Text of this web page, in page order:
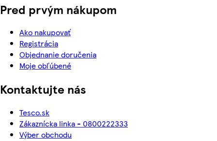
Pred prvým nákupom
Ako nakupovať
Registrácia
Objednanie doručenia
Moje obľúbené
Kontaktujte nás
Tesco.sk
Zákaznícka linka - 0800222333
Výber obchodu